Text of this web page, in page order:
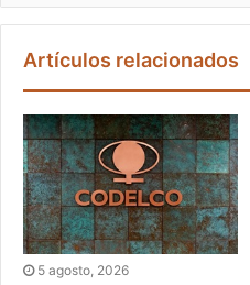
Artículos relacionados
5 agosto, 2026